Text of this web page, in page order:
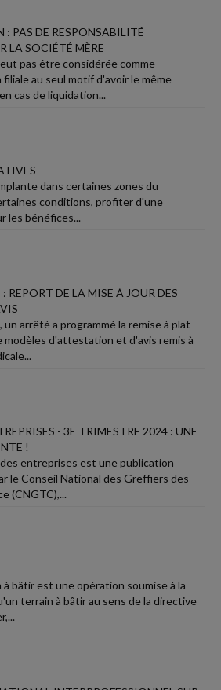
PAS DE RESPONSABILITÉ
LA SOCIÉTÉ MÈRE
pas être considérée comme
au seul motif d'avoir le même
cas de liquidation...
dans certaines zones du
conditions, profiter d'une
les bénéfices...
REPORT DE LA MISE À JOUR DES
arrêté a programmé la remise à plat
modèles d'attestation et d'avis remis à
- 3E TRIMESTRE 2024 : UNE
!
entreprises est une publication
le Conseil National des Greffiers des
(CNGTC),...
bâtir est une opération soumise à la
terrain à bâtir au sens de la directive